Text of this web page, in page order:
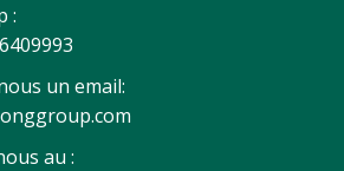
:
un email:
au :